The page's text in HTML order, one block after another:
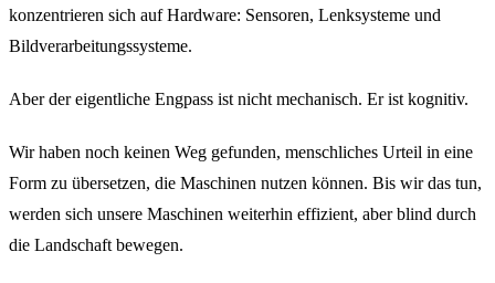
konzentrieren sich auf Hardware: Sensoren, Lenksysteme und
Bildverarbeitungssysteme.
Aber der eigentliche Engpass ist nicht mechanisch. Er ist kognitiv.
Wir haben noch keinen Weg gefunden, menschliches Urteil in eine
Form zu übersetzen, die Maschinen nutzen können. Bis wir das tun,
werden sich unsere Maschinen weiterhin effizient, aber blind durch
die Landschaft bewegen.